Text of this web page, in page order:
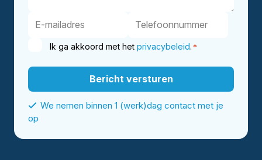
Ik ga akkoord met het privacybeleid. *
We nemen binnen 1 (werk)dag contact met je
op